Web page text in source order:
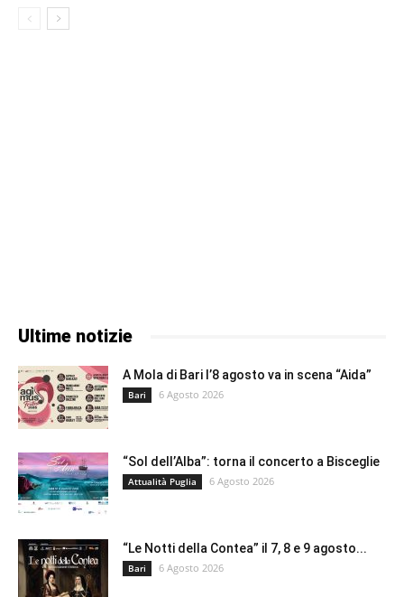
Ultime notizie
A Mola di Bari l’8 agosto va in scena “Aida”
Bari 6 Agosto 2026
“Sol dell’Alba”: torna il concerto a Bisceglie
Attualità Puglia 6 Agosto 2026
“Le Notti della Contea” il 7, 8 e 9 agosto...
Bari 6 Agosto 2026